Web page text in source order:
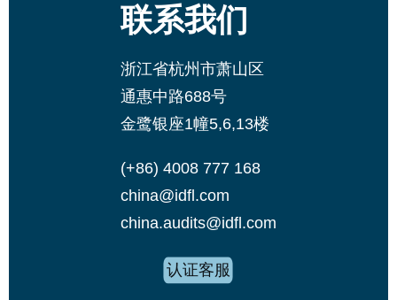
联系我们
浙江省杭州市萧山区
通惠中路688号
金鹭银座1幢5,6,13楼
(+86) 4008 777 168
china@idfl.com
china.audits@idfl.com
认证客服